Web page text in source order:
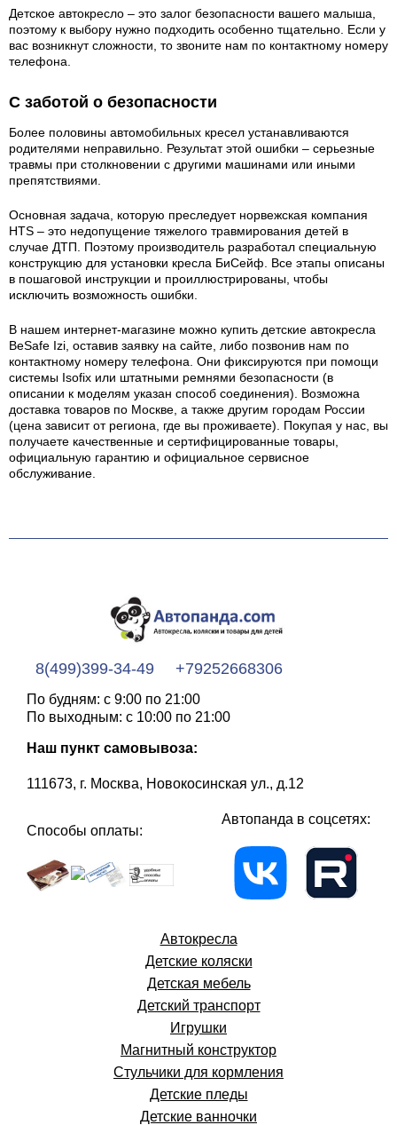
Детское автокресло – это залог безопасности вашего малыша,
поэтому к выбору нужно подходить особенно тщательно. Если у
вас возникнут сложности, то звоните нам по контактному номеру
телефона.
С заботой о безопасности
Более половины автомобильных кресел устанавливаются
родителями неправильно. Результат этой ошибки – серьезные
травмы при столкновении с другими машинами или иными
препятствиями.
Основная задача, которую преследует норвежская компания
HTS – это недопущение тяжелого травмирования детей в
случае ДТП. Поэтому производитель разработал специальную
конструкцию для установки кресла БиСейф. Все этапы описаны
в пошаговой инструкции и проиллюстрированы, чтобы
исключить возможность ошибки.
В нашем интернет-магазине можно купить детские автокресла
BeSafe Izi, оставив заявку на сайте, либо позвонив нам по
контактному номеру телефона. Они фиксируются при помощи
системы Isofix или штатными ремнями безопасности (в
описании к моделям указан способ соединения). Возможна
доставка товаров по Москве, а также другим городам России
(цена зависит от региона, где вы проживаете). Покупая у нас, вы
получаете качественные и сертифицированные товары,
официальную гарантию и официальное сервисное
обслуживание.
8(499)399-34-49 +79252668306
По будням: с 9:00 по 21:00
По выходным: с 10:00 по 21:00
Наш пункт самовывоза:
111673, г. Москва, Новокосинская ул., д.12
Способы оплаты:
Автопанда в соцсетях:
Автокресла
Детские коляски
Детская мебель
Детский транспорт
Игрушки
Магнитный конструктор
Стульчики для кормления
Детские пледы
Детские ванночки